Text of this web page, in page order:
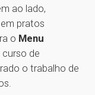
ao lado,
pratos
o Menu
de
o trabalho de